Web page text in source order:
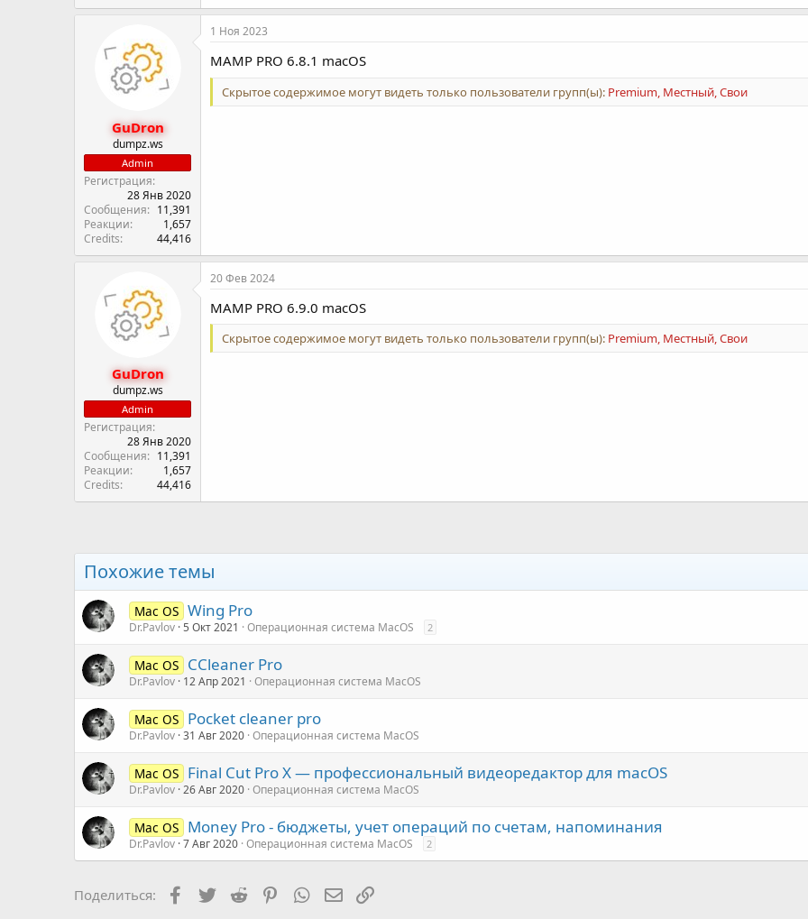
GuDron
dumpz.ws
Admin
Регистрация
28 Янв 2020
Сообщения
11,391
Реакции
1,657
Credits
44,416
1 Ноя 2023
MAMP PRO 6.8.1 macOS
Скрытое содержимое могут видеть только пользователи групп(ы): Premium, Местный, Свои
GuDron
dumpz.ws
Admin
Регистрация
28 Янв 2020
Сообщения
11,391
Реакции
1,657
Credits
44,416
20 Фев 2024
MAMP PRO 6.9.0 macOS
Скрытое содержимое могут видеть только пользователи групп(ы): Premium, Местный, Свои
Похожие темы
Mac OS Wing Pro
Dr.Pavlov 5 Окт 2021 Операционная система MacOS 2
Mac OS CCleaner Pro
Dr.Pavlov 12 Апр 2021 Операционная система MacOS
Mac OS Pocket cleaner pro
Dr.Pavlov 31 Авг 2020 Операционная система MacOS
Mac OS Final Cut Pro X — профессиональный видеоредактор для macOS
Dr.Pavlov 26 Авг 2020 Операционная система MacOS
Mac OS Money Pro - бюджеты, учет операций по счетам, напоминания
Dr.Pavlov 7 Авг 2020 Операционная система MacOS 2
Поделиться: Facebook
Twitter Reddit PinterestWhatsAppЭлектронная почта